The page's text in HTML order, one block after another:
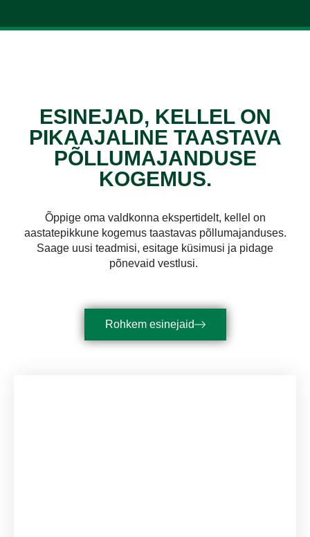
ESINEJAD, KELLEL ON
PIKAAJALINE TAASTAVA
PÕLLUMAJANDUSE
KOGEMUS.
Õppige oma valdkonna ekspertidelt, kellel on
aastatepikkune kogemus taastavas põllumajanduses.
Saage uusi teadmisi, esitage küsimusi ja pidage
põnevaid vestlusi.
Rohkem esinejaid